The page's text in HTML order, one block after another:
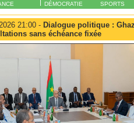
DÉMOCRATIE
SPORTS
21:00 - Dialogue politique :
sans échéance fixée